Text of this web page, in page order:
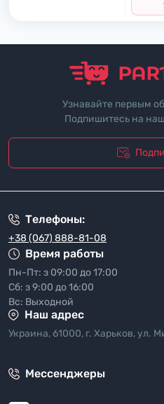
Узнавайте первым
Подпишитесь на
Телефоны:
+38 (067) 888-81-08
Время работы
Пн-Пт: з 09:00 до 17:00
Сб: з 9:00 до 16:00
Вс: Выходной
Наш адрес
Украина, 61000, г. Харьков, ул.
Мессенджеры